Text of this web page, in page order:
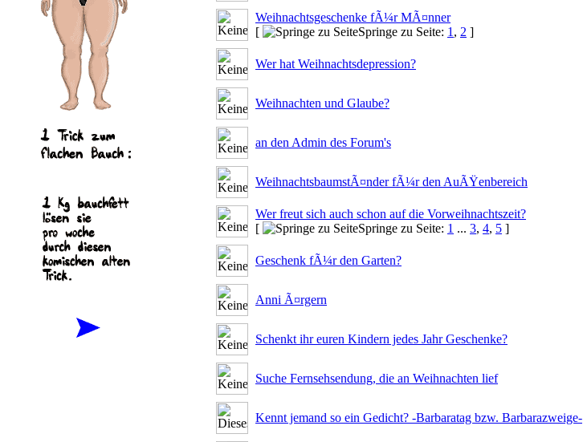
Weihnachtsgeschenke fÃ¼r MÃ¤nner
[
Springe zu Seite: 1 , 2 ]
Wer hat Weihnachtsdepression?
Weihnachten und Glaube?
an den Admin des Forum's
WeihnachtsbaumstÃ¤nder fÃ¼r den AuÃŸenbereich
Wer freut sich auch schon auf die Vorweihnachtszeit?
[
Springe zu Seite: 1 ... 3, 4, 5 ]
Geschenk fÃ¼r den Garten?
Anni Ã¤rgern
Schenkt ihr euren Kindern jedes Jahr Geschenke?
Suche Fernsehsendung, die an Weihnachten lief
Kennt jemand so ein Gedicht? -Barbaratag bzw. Barbarazweige-